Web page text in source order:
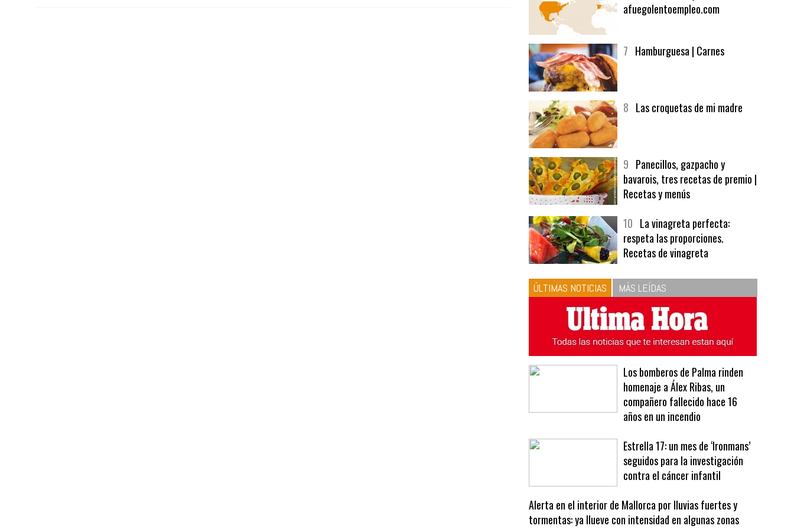
afuegolentoempleo.com
bavarois, tres recetas de premio |
Recetas y menús
respeta las proporciones.
Recetas de vinagreta
ÚLTIMAS NOTICIAS MÁS LEÍDAS
Los bomberos de Palma rinden
compañero fallecido hace 16
años en un incendio
seguidos para la investigación
contra el cáncer infantil